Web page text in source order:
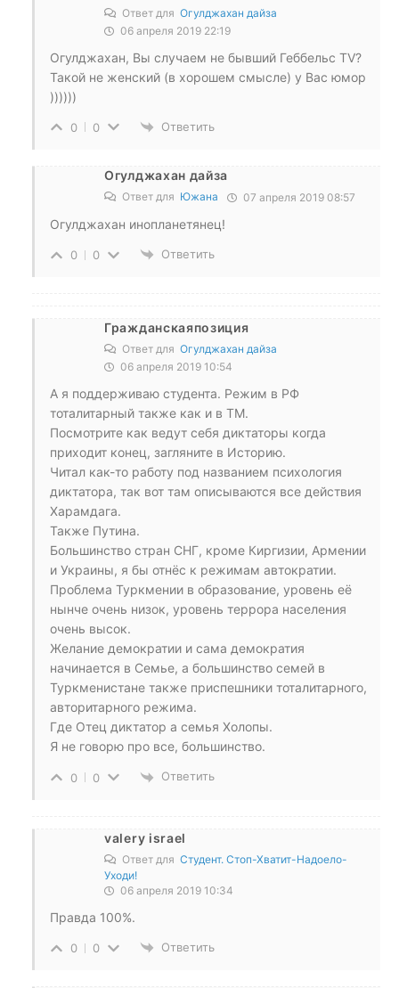
Ответ для Огулджахан дайза
06 апреля 2019 22:19
Огулджахан, Вы случаем не бывший Геббельс TV?
Такой не женский (в хорошем смысле) у Вас юмор
))))))
0 0 Ответить
Огулджахан дайза
Ответ для Южана 07 апреля 2019 08:57
Огулджахан инопланетянец!
0 0 Ответить
Гражданскаяпозиция
Ответ для Огулджахан дайза
06 апреля 2019 10:54
А я поддерживаю студента. Режим в РФ
тоталитарный также как и в ТМ.
Посмотрите как ведут себя диктаторы когда
приходит конец, загляните в Историю.
Читал как-то работу под названием психология
диктатора, так вот там описываются все действия
Харамдага.
Также Путина.
Большинство стран СНГ, кроме Киргизии, Армении
и Украины, я бы отнёс к режимам автократии.
Проблема Туркмении в образование, уровень её
нынче очень низок, уровень террора населения
очень высок.
Желание демократии и сама демократия
начинается в Семье, а большинство семей в
Туркменистане также приспешники тоталитарного,
авторитарного режима.
Где Отец диктатор а семья Холопы.
Я не говорю про все, большинство.
0 0 Ответить
valery israel
Ответ для Студент. Стоп-Хватит-Надоело-
Уходи!
06 апреля 2019 10:34
Правда 100%.
0 0 Ответить